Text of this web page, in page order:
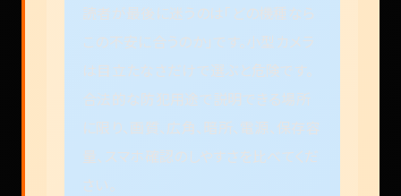
読者が最後に迷うのは「どの機種なら
この不安に合うのか」です。小型カメラ
は目立たなさだけで選ぶと危険です。
合法的な防犯用途で説明できる場所
に限り、画質、広角、暗所、電源、保存容
量、スマホ確認のしやすさを比べてくだ
さい。